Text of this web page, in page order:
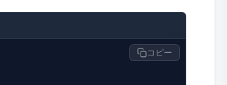
コピー